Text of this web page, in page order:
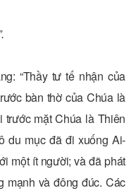
“Thầy tư tế nhận của
bàn thờ của Chúa là
mặt Chúa là Thiên
du mục đã đi xuống Ai-
một ít người; và đã phát
mạnh và đông đúc. Các